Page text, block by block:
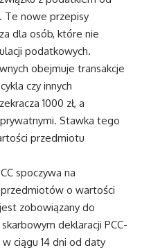
Te nowe przepisy
dla osób, które nie
podatkowych.
obejmuje transakcje
czy innych
1000 zł, a
Stawka tego
przedmiotu
spoczywa na
przedmiotów o wartości
zobowiązany do
deklaracji PCC-
ciągu 14 dni od daty